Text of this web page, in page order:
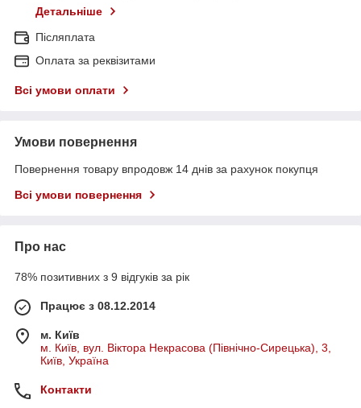
Детальніше
Післяплата
Оплата за реквізитами
Всі умови оплати
Умови повернення
Повернення товару впродовж 14 днів за рахунок покупця
Всі умови повернення
Про нас
78% позитивних з 9 відгуків за рік
Працює з 08.12.2014
м. Київ
м. Київ, вул. Віктора Некрасова (Північно-Сирецька), 3,
Київ, Україна
Контакти